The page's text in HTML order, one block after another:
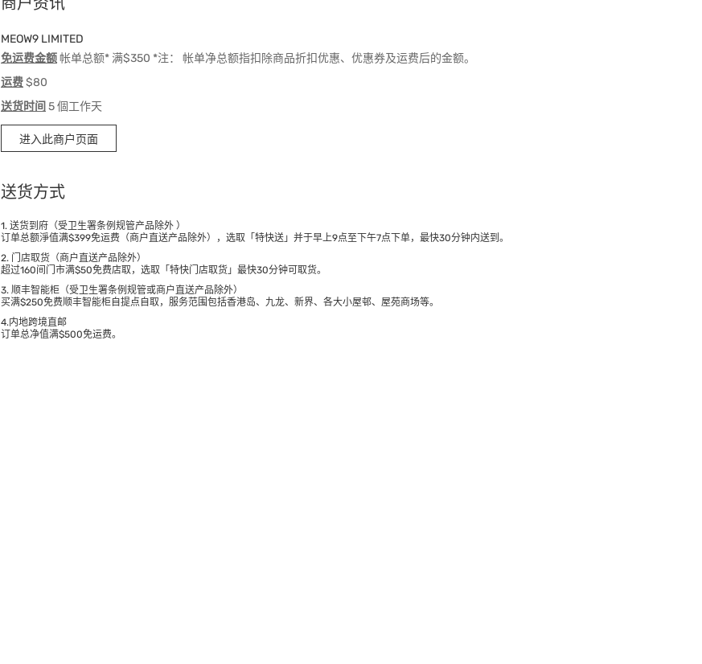
MEOW9 LIMITED
免运费金额帐单总额* 满$350 *注： 帐单净总额指扣除商品折扣优惠、优惠券及运费后的金额。
运费$80
送货时间 5 個工作天
进入此商户页面
送货方式
1. 送货到府（受卫生署条例规管产品除外 ）
订单总额淨值满$399免运费（商户直送产品除外），选取「特快送」并于早上9点至下午7点下单，最快30分钟内送到​。
2. 门店取货（商户直送产品除外）
超过160间门市满$50免费店取，选取「特快门店取货」最快30分钟可取货。
3. 顺丰智能柜（受卫生署条例规管或商户直送产品除外）
买满$250免费顺丰智能柜自提点自取，服务范围包括香港岛、九龙、新界、各大小屋邨、屋苑商场等。
4.内地跨境直邮
订单总净值满$500免运费。